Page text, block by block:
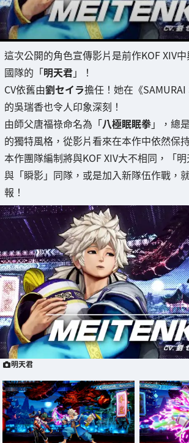
這次公開的角色宣傳影片是前作KOF XIV
國隊的「明天君」！
CV依舊由劉セイラ擔任！她在《
的吳瑞香也令人印象深刻！
由師父唐福祿命名為「八極眠眠拳」，總
的獨特風格，從影片看來在本作中依然保
本作團隊編制將與KOF XIV大不相同，「
與「瞬影」同隊，或是加入新隊伍作戰，
報！
明天君